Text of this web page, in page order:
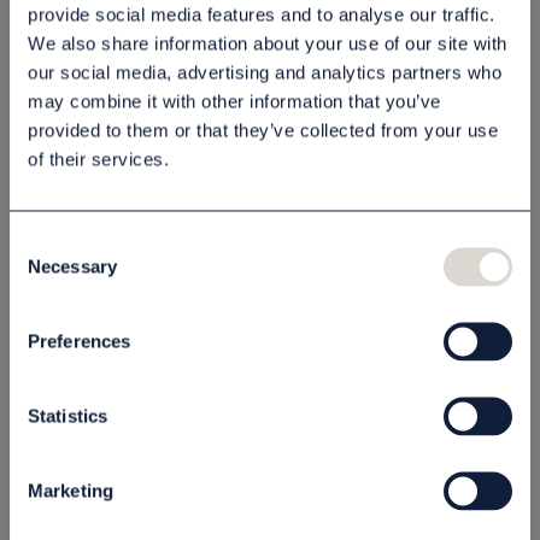
provide social media features and to analyse our traffic.
We also share information about your use of our site with
our social media, advertising and analytics partners who
may combine it with other information that you’ve
provided to them or that they’ve collected from your use
of their services.
Selection
Necessary
Preferences
Statistics
Marketing
Lägg i varukorgen
Beskrivning